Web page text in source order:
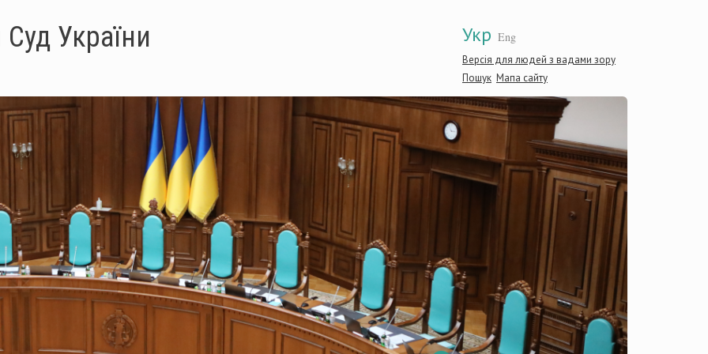
Укр Eng
Версія для людей з вадами зору
Пошук Мапа сайту
України
України